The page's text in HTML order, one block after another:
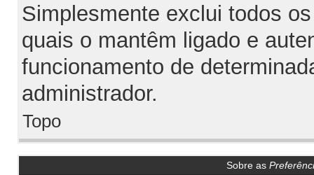
Simplesmente exclui todos
quais o mantêm ligado e
funcionamento de
administrador.
Topo
Sobre as